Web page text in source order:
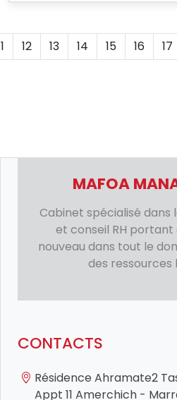
12 13 14 15 16 17
MAFOA
Cabinet spécialisé
et conseil RH portant
nouveau dans tout le
des ressources
CONTACTS
Résidence Ahramate2
Appt 11 Amerchich -